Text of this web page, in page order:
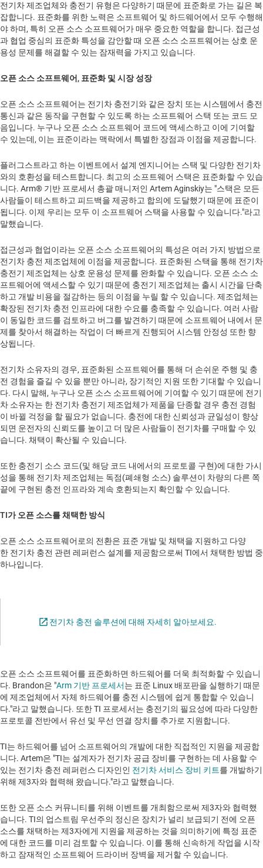
전기차 제조업체와 충전기 유형은 다양하기 때문에 표준화로 가는 길은 복
잡합니다. 표준화를 위한 노력은 소프트웨어 및 하드웨어에서 모두 수행해
야 하며, 특히 오픈 소스 소프트웨어가 매우 중요한 역할을 합니다. 접근성
과 협업 중심의 표준화 특성을 감안할 때 오픈 소스 소프트웨어는 상호 운
용성 문제를 해결할 수 있는 잠재력을 가지고 있습니다.
오픈 소스 소프트웨어, 표준화 및 시장 성장
오픈 소스 소프트웨어는 전기차 충전기와 같은 장치 또는 시스템에서 충전
통신과 같은 동작을 구현할 수 있도록 하는 소프트웨어 스택 또는 코드 모
음입니다. 누구나 오픈 소스 소프트웨어 코드에 액세스하고 이에 기여할
수 있는데, 이는 표준이라는 맥락에서 특별한 장점과 이점을 제공합니다.
플러그스트라고 하는 이벤트에서 설계 엔지니어는 스택 및 다양한 전기차
와의 호환성을 테스트합니다. 최고의 소프트웨어 스택은 표준화할 수 있습
니다. Arm® 기반 프로세서 총괄 매니저인 Artem Aginskiy는 "스택은 모든
사람들이 테스트하고 피드백을 제공하고 합의에 도달했기 때문에 표준이
됩니다. 이제 우리는 모두 이 소프트웨어 스택을 사용할 수 있습니다."라고
말했습니다.
접근성과 협업이라는 오픈 소스 소프트웨어의 특성은 여러 가지 방법으로
전기차 충전 제조업체에 이점을 제공합니다. 표준화된 스택을 통해 전기차
충전기 제조업체는 상호 운용성 문제를 완화할 수 있습니다. 오픈 소스 소
프트웨어에 액세스할 수 있기 때문에 충전기 제조업체는 출시 시간을 단축
하고 개발 비용을 절감하는 등의 이점을 누릴 할 수 있습니다. 제조업체는
확장된 전기차 충전 인프라에 대한 수요를 충족할 수 있습니다. 여러 사람
이 동일한 코드를 검토하고 버그를 발견하기 때문에 소프트웨어 내에서 문
제를 찾아서 해결하는 작업이 더 빠르게 진행되어 시스템 안정성 또한 향
상됩니다.
전기차 소유자의 경우, 표준화된 소프트웨어를 통해 더 손쉬운 주행 및 충
전 경험을 즐길 수 있을 뿐만 아니라, 장기적인 지원 또한 기대할 수 있습니
다. 다시 말해, 누구나 오픈 소스 소프트웨어에 기여할 수 있기 때문에 전기
차 소유자는 한 전기차 충전기 제조업체가 제품을 단종할 경우 충전 경험
이 바뀔 걱정을 할 필요가 없습니다. 충전에 대한 신뢰성과 균일성이 향상
되면 운전자의 신뢰도를 높이고 더 많은 사람들이 전기차를 구매할 수 있
습니다. 채택이 확산될 수 있습니다.
또한 충전기 소스 코드(및 해당 코드 내에서의 프로토콜 구현)에 대한 가시
성을 통해 전기차 제조업체는 독점(폐쇄형 소스) 솔루션이 차량의 다른 쪽
끝에 구현된 충전 인프라와 계속 호환되는지 확인할 수 있습니다.
TI가 오픈 소스를 채택한 방식
오픈 소스 소프트웨어로의 전환은 표준 개발 및 채택을 지원하고 다양
한 전기차 충전 관련 레퍼런스 설계를 제공함으로써 TI에서 채택한 방법 중
하나입니다.
전기차 충전 솔루션에 대해 자세히 알아보세요.
오픈 소스 소프트웨어를 표준화하면 하드웨어를 더욱 최적화할 수 있습니
다. Brandon은 "Arm 기반 프로세서는 표준 Linux 배포판을 실행하기 때문
에 제조업체에서 자체 하드웨어를 충전 시스템에 쉽게 통합할 수 있습니
다."라고 말했습니다. 또한 TI 프로세서는 충전기의 필요성에 따라 다양한
프로토콜 전반에서 유선 및 무선 연결 장치를 추가로 지원합니다.
TI는 하드웨어를 넘어 소프트웨어의 개발에 대한 직접적인 지원을 제공합
니다. Artem은 "TI는 설계자가 전기차 공급 장비를 구현하는 데 사용할 수
있는 전기차 충전 레퍼런스 디자인인 전기차 서비스 장비 키트를 개발하기
위해 제3자와 협력해 왔습니다."라고 말했습니다.
또한 오픈 소스 커뮤니티를 위해 이벤트를 개최함으로써 제3자와 협력했
습니다. TI의 업스트림 우선주의 정신은 장치가 널리 보급되기 전에 오픈
소스를 채택하는 제3자에게 지원을 제공하는 것을 의미하기에 특정 표준
에 대한 코드를 미리 검토할 수 있습니다. 이를 통해 신속하게 작업을 시작
하고 잠재적인 소프트웨어 드라이버 장벽을 제거할 수 있습니다.